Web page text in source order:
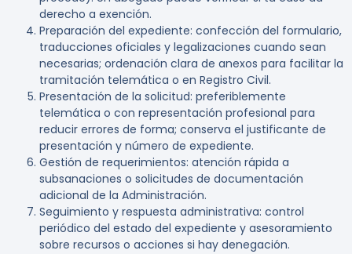
derecho a exención.
Preparación del expediente: confección del formulario,
traducciones oficiales y legalizaciones cuando sean
necesarias; ordenación clara de anexos para facilitar la
tramitación telemática o en Registro Civil.
Presentación de la solicitud: preferiblemente
telemática o con representación profesional para
reducir errores de forma; conserva el justificante de
presentación y número de expediente.
Gestión de requerimientos: atención rápida a
subsanaciones o solicitudes de documentación
adicional de la Administración.
Seguimiento y respuesta administrativa: control
periódico del estado del expediente y asesoramiento
sobre recursos o acciones si hay denegación.